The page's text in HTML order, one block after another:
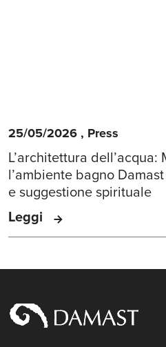
25/05/2026 , Press
L’architettura
l’ambiente bagno
e suggestione spirituale
Leggi